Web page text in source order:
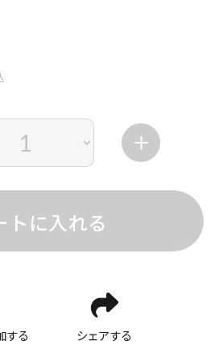
トに入れる
する シェアする